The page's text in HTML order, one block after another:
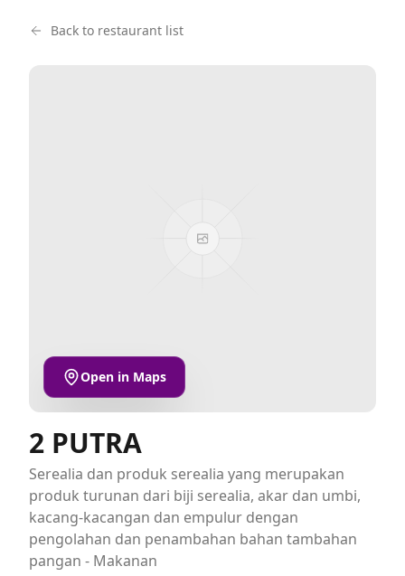
Back to restaurant list
Open in Maps
2 PUTRA
Serealia dan produk serealia yang merupakan
produk turunan dari biji serealia, akar dan umbi,
kacang-kacangan dan empulur dengan
pengolahan dan penambahan bahan tambahan
pangan - Makanan